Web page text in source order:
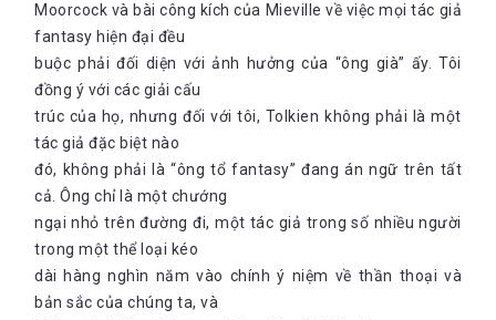
Moorcock và bài công kích của Mieville về việc mọi tác giả
fantasy hiện đại đều
buộc phải đối diện với ảnh hưởng của “ông già” ấy. Tôi
đồng ý với các giải cấu
trúc của họ, nhưng đối với tôi, Tolkien không phải là một
tác giả đặc biệt nào
đó, không phải là “ông tổ fantasy” đang án ngữ trên tất
cả. Ông chỉ là một chướng
ngại nhỏ trên đường đi, một tác giả trong số nhiều người
trong một thể loại kéo
dài hàng nghìn năm vào chính ý niệm về thần thoại và
bản sắc của chúng ta, và